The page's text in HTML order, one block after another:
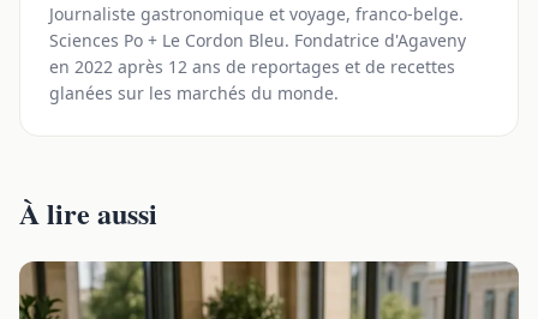
Journaliste gastronomique et voyage, franco-belge.
Sciences Po + Le Cordon Bleu. Fondatrice d'Agaveny
en 2022 après 12 ans de reportages et de recettes
glanées sur les marchés du monde.
À lire aussi